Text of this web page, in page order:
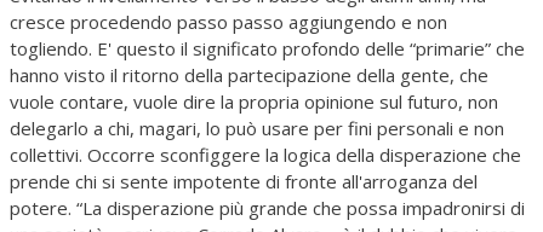
cresce procedendo passo passo aggiungendo e non
togliendo. E' questo il significato profondo delle “primarie” che
hanno visto il ritorno della partecipazione della gente, che
vuole contare, vuole dire la propria opinione sul futuro, non
delegarlo a chi, magari, lo può usare per fini personali e non
collettivi. Occorre sconfiggere la logica della disperazione che
prende chi si sente impotente di fronte all'arroganza del
potere. “La disperazione più grande che possa impadronirsi di